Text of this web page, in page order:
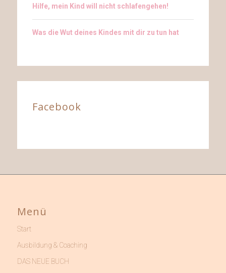
Hilfe, mein Kind will nicht schlafengehen!
Was die Wut deines Kindes mit dir zu tun hat
Facebook
Menü
Start
Ausbildung & Coaching
DAS NEUE BUCH